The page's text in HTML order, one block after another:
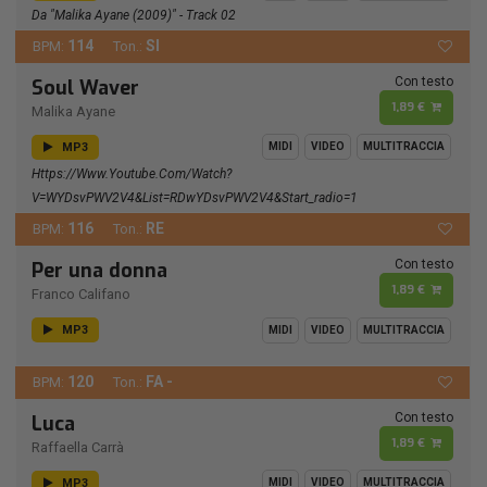
Da "Malika Ayane (2009)" - Track 02
BPM: 114 Ton.: SI
Soul Waver
Malika Ayane
Con testo
1,89 €
MP3 MIDI VIDEO MULTITRACCIA
Https://www.youtube.com/watch?
V=wYDsvPWV2V4&list=RDwYDsvPWV2V4&start_radio=1
BPM: 116 Ton.: RE
Per una donna
Franco Califano
Con testo
1,89 €
MP3 MIDI VIDEO MULTITRACCIA
BPM: 120 Ton.: FA -
Luca
Raffaella Carrà
Con testo
1,89 €
MP3 MIDI VIDEO MULTITRACCIA